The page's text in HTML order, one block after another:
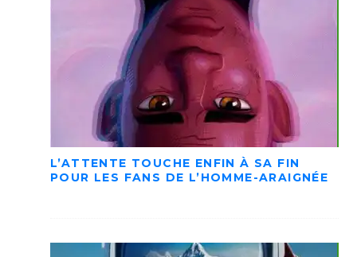
L’ATTENTE TOUCHE ENFIN À SA FIN
POUR LES FANS DE L’HOMME-ARAIGNÉE